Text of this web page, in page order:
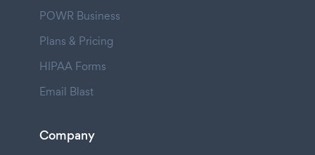
POWR Business
Plans & Pricing
HIPAA Forms
Email Blast
Company